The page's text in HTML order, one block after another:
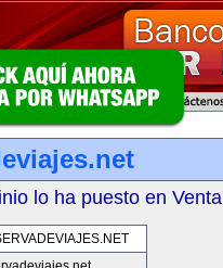
lo ha puesto en Venta